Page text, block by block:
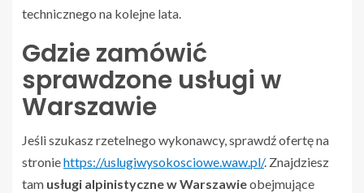
technicznego na kolejne lata.
Gdzie zamówić
sprawdzone usługi w
Warszawie
Jeśli szukasz rzetelnego wykonawcy, sprawdź ofertę na
stroniehttps://uslugiwysokosciowe.waw.pl/. Znajdziesz
tam usługi alpinistyczne w Warszawieobejmujące